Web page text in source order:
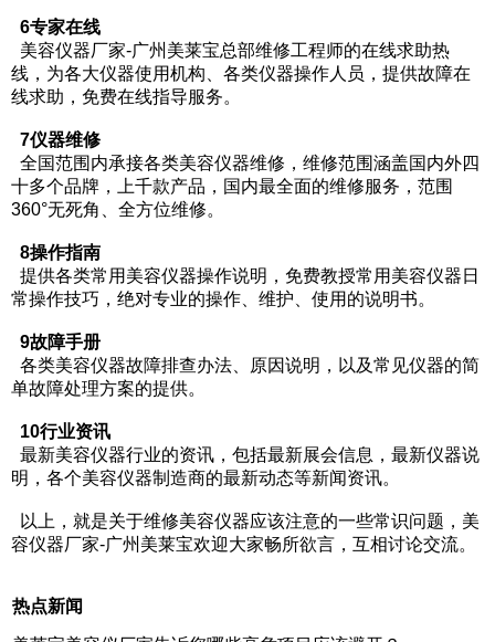
6专家在线
美容仪器厂家-广州美莱宝总部维修工程师的在线求助热
线，为各大仪器使用机构、各类仪器操作人员，提供故障在
线求助，免费在线指导服务。
7仪器维修
全国范围内承接各类美容仪器维修，维修范围涵盖国内外四
十多个品牌，上千款产品，国内最全面的维修服务，范围
360°无死角、全方位维修。
8操作指南
提供各类常用美容仪器操作说明，免费教授常用美容仪器日
常操作技巧，绝对专业的操作、维护、使用的说明书。
9故障手册
各类美容仪器故障排查办法、原因说明，以及常见仪器的简
单故障处理方案的提供。
10行业资讯
最新美容仪器行业的资讯，包括最新展会信息，最新仪器说
明，各个美容仪器制造商的最新动态等新闻资讯。
以上，就是关于维修美容仪器应该注意的一些常识问题，美
容仪器厂家-广州美莱宝欢迎大家畅所欲言，互相讨论交流。
热点新闻